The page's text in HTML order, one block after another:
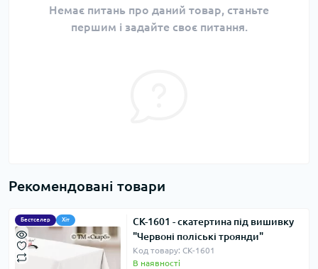
Немає питань про даний товар, станьте
першим і задайте своє питання.
Рекомендовані товари
Бестселер Хіт
СК-1601 - скатертина під вишивку
"Червоні поліські троянди"
Код товару: СК-1601
В наявності